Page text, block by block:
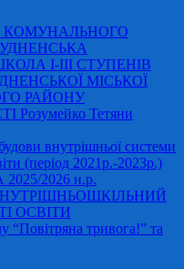
КОМУНАЛЬНОГО
І-ІІІ СТУПЕНІВ
МІСЬКОЇ
РАЙОНУ
Розумейко Тетяни
внутрішньої системи
(період 2021р.-2023р.)
2026 н.р.
ОСВІТИ
“Повітряна тривога!” та